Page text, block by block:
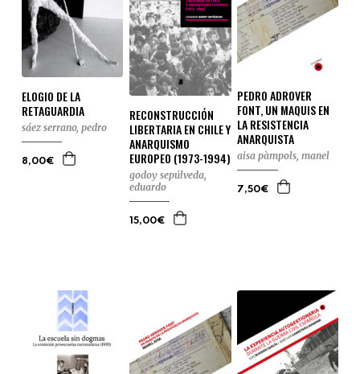
ELOGIO DE LA
RETAGUARDIA
sáez serrano, pedro
8,00€
RECONSTRUCCIÓN
LIBERTARIA EN CHILE Y
ANARQUISMO
EUROPEO (1973-1994)
godoy sepúlveda,
eduardo
15,00€
PEDRO ADROVER
FONT, UN MAQUIS EN
LA RESISTENCIA
ANARQUISTA
aisa pàmpols, manel
7,50€